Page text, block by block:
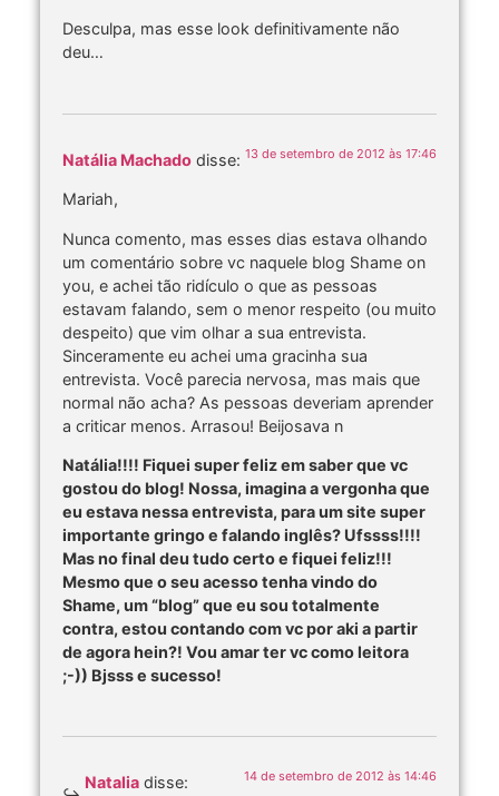
Desculpa, mas esse look definitivamente não
deu…
Natália Machado disse: 13 de setembro de 2012 às 17:46
Mariah,
Nunca comento, mas esses dias estava olhando
um comentário sobre vc naquele blog Shame on
you, e achei tão ridículo o que as pessoas
estavam falando, sem o menor respeito (ou muito
despeito) que vim olhar a sua entrevista.
Sinceramente eu achei uma gracinha sua
entrevista. Você parecia nervosa, mas mais que
normal não acha? As pessoas deveriam aprender
a criticar menos. Arrasou! Beijosava n
Natália!!!! Fiquei super feliz em saber que vc
gostou do blog! Nossa, imagina a vergonha que
eu estava nessa entrevista, para um site super
importante gringo e falando inglês? Ufssss!!!!
Mas no final deu tudo certo e fiquei feliz!!!
Mesmo que o seu acesso tenha vindo do
Shame, um “blog” que eu sou totalmente
contra, estou contando com vc por aki a partir
de agora hein?! Vou amar ter vc como leitora
;-)) Bjsss e sucesso!
Natalia disse: 14 de setembro de 2012 às 14:46